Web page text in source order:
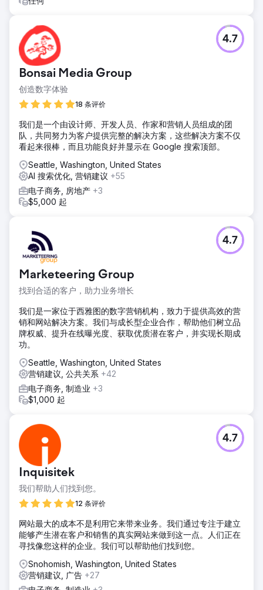
Bonsai Media Group
创造数字体验
18 条评价
4.7
我们是一个由设计师、开发人员、作家和营销人员组成的团
队，共同努力为客户提供完整的解决方案，这些解决方案不仅
看起来很棒，而且功能良好并显示在 Google 搜索顶部。
Seattle, Washington, United States
AI 搜索优化, 营销建议 +55
电子商务, 房地产 +3
$5,000 起
Marketeering Group
找到合适的客户，助力业务增长
4.7
我们是一家位于西雅图的数字营销机构，致力于提供高效的营
销和网站解决方案。我们与成长型企业合作，帮助他们树立品
牌权威、提升在线曝光度、获取优质潜在客户，并实现长期成
功。
Seattle, Washington, United States
营销建议, 公共关系 +42
电子商务, 制造业 +3
$1,000 起
Inquisitek
我们帮助人们找到您。
12 条评价
4.7
网站最大的成本不是利用它来带来业务。我们通过专注于建立
能够产生潜在客户和销售的真实网站来做到这一点。人们正在
寻找像您这样的企业。我们可以帮助他们找到您。
Snohomish, Washington, United States
营销建议, 广告 +27